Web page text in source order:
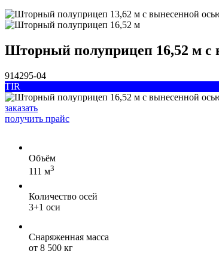
Шторный полуприцеп 16,52 м с
914295-04
TIR
заказать
получить прайс
Объём
111 м3
Количество осей
3+1 оси
Снаряженная масса
от 8 500 кг